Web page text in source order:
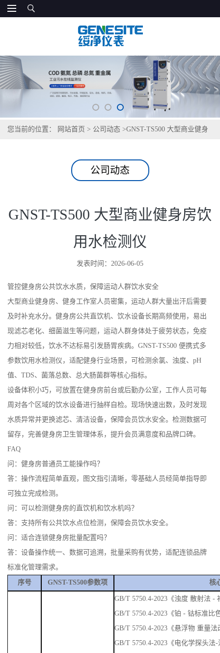
您当前的位置： 网站首页 > 公司动态 >GNST-TS500 大型商业健身
公司动态
GNST-TS500 大型商业健身房饮
用水检测仪
发表时间：2026-06-05
管控健身房公共饮水水质，保障运动人群饮水安全
大型商业健身房、健身工作室人员密集，运动人群大量出汗后需要
及时补充水分。健身房公共直饮机、饮水设备长期高频使用，易出
现滤芯老化、细菌滋生等问题，运动人群身体处于疲劳状态，免疫
力相对较低，饮水不达标易引发肠胃疾病。GNST-TS500 便携式多
参数饮用水检测仪，适配健身行业场景，可检测余氯、浊度、pH
值、TDS、菌落总数、总大肠菌群等核心指标。
设备体积小巧，可放置在健身房前台或后勤办公室，工作人员可每
周对各个区域的饮水设备进行抽样自检。现场快速出数，及时发现
水质异常并更换滤芯、清洁设备，保障会员饮水安全。检测数据可
留存，完善健身房卫生管理体系，提升会员满意度和品牌口碑。
FAQ
问：健身房普通员工能操作吗？
答：操作流程简单直观，图文指引清晰，零基础人员经简单指导即
可独立完成检测。
问：可以检测健身房的直饮机和饮水机吗？
答：支持所有公共饮水点位检测，保障会员饮水安全。
问：适合连锁健身房批量配置吗？
答：设备操作统一、数据可追溯，批量采购有优势，适配连锁品牌
标准化管理需求。
序号 GNST-TS500参数项 核
GB/T 5750.4-2023《浊度 散射法
GB/T 5750.4-2023《铂 - 钴标准比
GB/T 5750.4-2023《悬浮物 重量法
GB/T 5750.4-2023《电化学探头法